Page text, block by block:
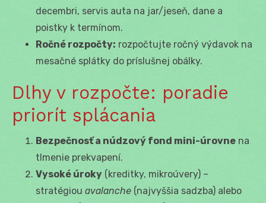
decembri, servis auta na jar/jeseň, dane a
poistky k termínom.
Ročné rozpočty: rozpočtujte ročný výdavok na
mesačné splátky do príslušnej obálky.
Dlhy v rozpočte: poradie
priorít splácania
Bezpečnosť a núdzový fond mini-úrovne na
tlmenie prekvapení.
Vysoké úroky (kreditky, mikroúvery) –
stratégiou avalanche (najvyššia sadzba) alebo